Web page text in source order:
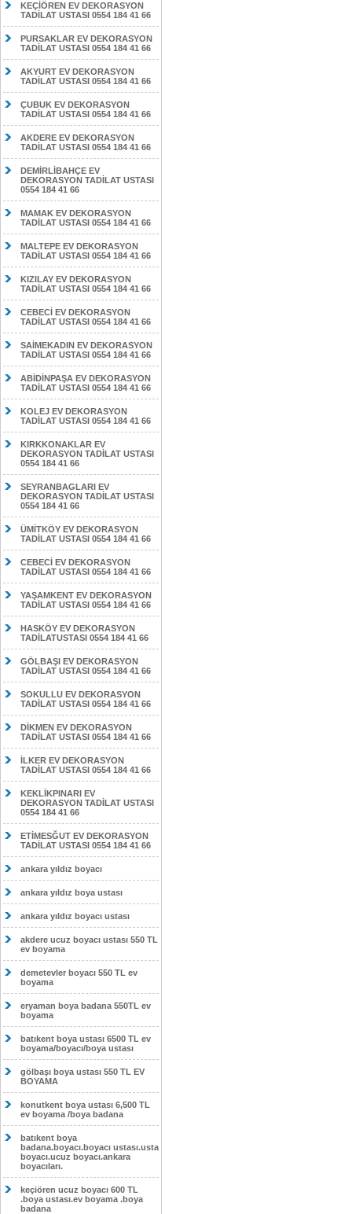
KEÇİÖREN EV DEKORASYON
TADİLAT USTASI 0554 184 41 66
PURSAKLAR EV DEKORASYON
TADİLAT USTASI 0554 184 41 66
AKYURT EV DEKORASYON
TADİLAT USTASI 0554 184 41 66
ÇUBUK EV DEKORASYON
TADİLAT USTASI 0554 184 41 66
AKDERE EV DEKORASYON
TADİLAT USTASI 0554 184 41 66
DEMİRLİBAHÇE EV
DEKORASYON TADİLAT USTASI
0554 184 41 66
MAMAK EV DEKORASYON
TADİLAT USTASI 0554 184 41 66
MALTEPE EV DEKORASYON
TADİLAT USTASI 0554 184 41 66
KIZILAY EV DEKORASYON
TADİLAT USTASI 0554 184 41 66
CEBECİ EV DEKORASYON
TADİLAT USTASI 0554 184 41 66
SAİMEKADIN EV DEKORASYON
TADİLAT USTASI 0554 184 41 66
ABİDİNPAŞA EV DEKORASYON
TADİLAT USTASI 0554 184 41 66
KOLEJ EV DEKORASYON
TADİLAT USTASI 0554 184 41 66
KIRKKONAKLAR EV
DEKORASYON TADİLAT USTASI
0554 184 41 66
SEYRANBAGLARI EV
DEKORASYON TADİLAT USTASI
0554 184 41 66
ÜMİTKÖY EV DEKORASYON
TADİLAT USTASI 0554 184 41 66
CEBECİ EV DEKORASYON
TADİLAT USTASI 0554 184 41 66
YAŞAMKENT EV DEKORASYON
TADİLAT USTASI 0554 184 41 66
HASKÖY EV DEKORASYON
TADİLATUSTASI 0554 184 41 66
GÖLBAŞI EV DEKORASYON
TADİLAT USTASI 0554 184 41 66
SOKULLU EV DEKORASYON
TADİLAT USTASI 0554 184 41 66
DİKMEN EV DEKORASYON
TADİLAT USTASI 0554 184 41 66
İLKER EV DEKORASYON
TADİLAT USTASI 0554 184 41 66
KEKLİKPINARI EV
DEKORASYON TADİLAT USTASI
0554 184 41 66
ETİMESĞUT EV DEKORASYON
TADİLAT USTASI 0554 184 41 66
ankara yıldız boyacı
ankara yıldız boya ustası
ankara yıldız boyacı ustası
akdere ucuz boyacı ustası 550 TL
ev boyama
demetevler boyacı 550 TL ev
boyama
eryaman boya badana 550TL ev
boyama
batıkent boya ustası 6500 TL ev
boyama/boyacı/boya ustası
gölbaşı boya ustası 550 TL EV
BOYAMA
konutkent boya ustası 6,500 TL
ev boyama /boya badana
batıkent boya
badana.boyacı.boyacı ustası.usta
boyacı.ucuz boyacı.ankara
boyacıları.
keçiören ucuz boyacı 600 TL
.boya ustası.ev boyama .boya
badana